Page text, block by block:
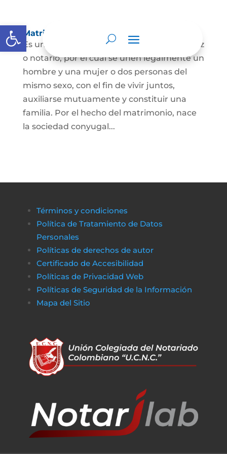
Abrir barra de herramientas
Matrimonio Civil
Es un contrato solemne celebrado ante juez
o notario, por el cual se unen legalmente un
hombre y una mujer o dos personas del
mismo sexo, con el fin de vivir juntos,
auxiliarse mutuamente y constituir una
familia. Por el hecho del matrimonio, nace
la sociedad conyugal...
Términos y condiciones
Política de Tratamiento de Datos
Personales
Políticas de derechos de autor
Certificado de Accesibilidad
Políticas de Privacidad Web
Políticas de Seguridad de la Información
Mapa del Sitio